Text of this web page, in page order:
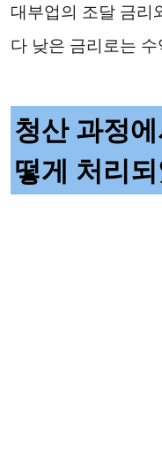
대부업의 조달 금리
다 낮은 금리로는
청산 과정
떻게 처리